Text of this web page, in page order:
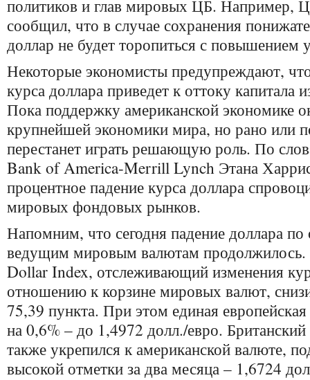
политиков и глав мировых ЦБ. Например,
сообщил, что в случае сохранения
доллар не будет торопиться с повышением
Некоторые экономисты предупреждают,
курса доллара приведет к оттоку
Пока поддержку американской экономике
крупнейшей экономики мира, но рано или
перестанет играть решающую роль. По
Bank of America-Merrill Lynch Этана
процентное падение курса доллара
мировых фондовых рынков.
Напомним, что сегодня падение доллара
ведущим мировым валютам продолжилось.
Dollar Index, отслеживающий изменения
отношению к корзине мировых валют,
75,39 пункта. При этом единая
на 0,6% – до 1,4972 долл./евро. Британский
также укрепился к американской валюте,
высокой отметки за два месяца – 1,6724